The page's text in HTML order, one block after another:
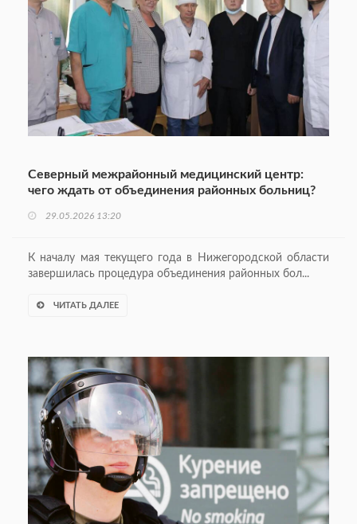
Северный межрайонный медицинский центр:
чего ждать от объединения районных больниц?
29.05.2026 13:20
К началу мая текущего года в Нижегородской области
завершилась процедура объединения районных бол...
ЧИТАТЬ ДАЛЕЕ